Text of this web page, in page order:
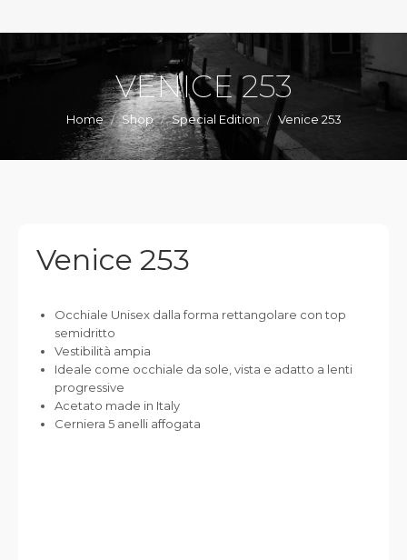
VENICE 253
You are here:
Home Shop Special Edition Venice 253
Venice 253
Occhiale Unisex dalla forma rettangolare con top
semidritto
Vestibilità ampia
Ideale come occhiale da sole, vista e adatto a lenti
progressive
Acetato made in Italy
Cerniera 5 anelli affogata